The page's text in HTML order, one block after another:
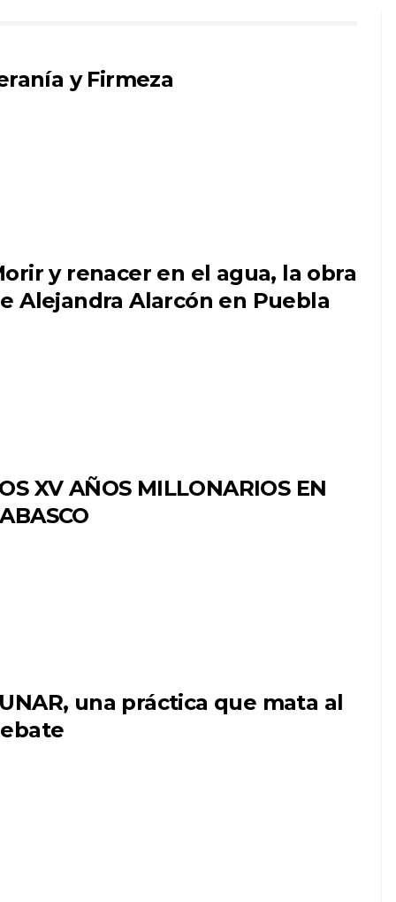
y Firmeza
y renacer en el agua, la obra
Alejandra Alarcón en Puebla
XV AÑOS MILLONARIOS EN
una práctica que mata al